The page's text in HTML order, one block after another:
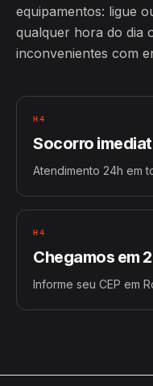
equipamentos: ligue
qualquer hora do dia
inconvenientes com
H4
Socorro
Atendimento 24h em
H4
Chegamos em
Informe seu CEP em